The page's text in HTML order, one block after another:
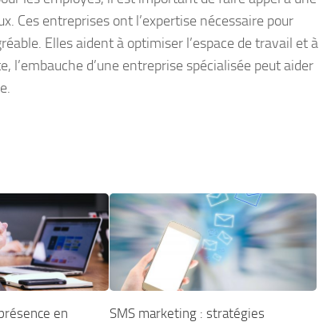
Ces entreprises ont l’expertise nécessaire pour
Elles aident à optimiser l’espace de travail et à
l’embauche d’une entreprise spécialisée peut aider
en
SMS marketing : stratégies